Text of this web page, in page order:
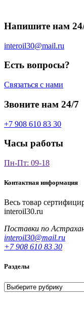
Напишите нам
interoil30@mail.ru
Есть вопросы?
Связаться с нами
Звоните нам 24/7
+7 908 610 83 30
Часы работы
Пн-Пт: 09-18
Контактная информация
Весь товар
interoil30.ru
Поставки по
interoil30@mail.ru
+7 908 610 83 30
Разделы
Разделы